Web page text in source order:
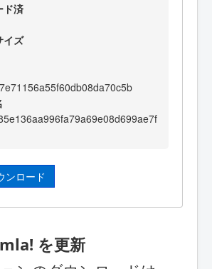
ド済
イズ
ンロード
を更新